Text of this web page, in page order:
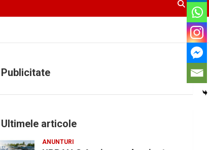
Publicitate
Ultimele articole
ANUNTURI